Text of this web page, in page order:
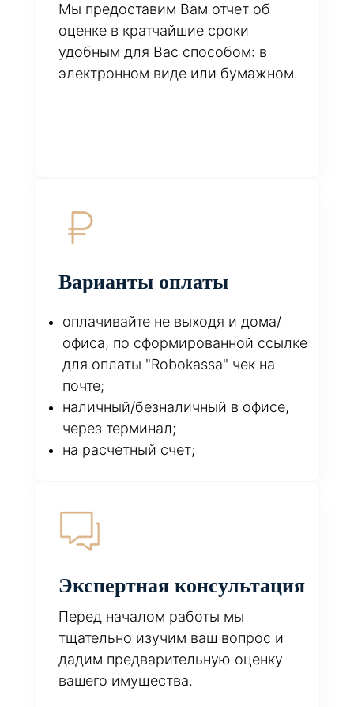
Мы предоставим Вам отчет об
оценке в кратчайшие сроки
удобным для Вас способом: в
электронном виде или бумажном.
Варианты оплаты
оплачивайте не выходя и дома/
офиса, по сформированной ссылке
для оплаты "Robokassa" чек на
почте;
наличный/безналичный в офисе,
через терминал;
на расчетный счет;
Экспертная консультация
Перед началом работы мы
тщательно изучим ваш вопрос и
дадим предварительную оценку
вашего имущества.